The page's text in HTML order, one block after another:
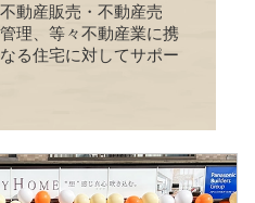
動産販売・不動産売
理、等々不動産業に携
る住宅に対してサポー